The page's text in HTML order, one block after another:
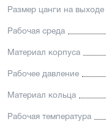
Размер цанги на выходе
Рабочая среда
Материал корпуса
Рабочее давление
Материал кольца
Рабочая температура